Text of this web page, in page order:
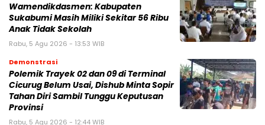
Wamendikdasmen: Kabupaten
Sukabumi Masih Miliki Sekitar 56 Ribu
Anak Tidak Sekolah
Rabu, 5 Agu 2026 - 13:53 WIB
Demonstrasi
Polemik Trayek 02 dan 09 di Terminal
Cicurug Belum Usai, Dishub Minta Sopir
Tahan Diri Sambil Tunggu Keputusan
Provinsi
Rabu, 5 Agu 2026 - 12:44 WIB